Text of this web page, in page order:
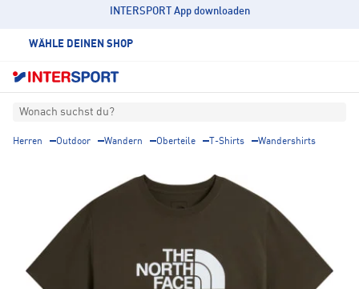
INTERSPORT App downloaden
WÄHLE DEINEN SHOP
Wonach suchst du?
Herren Outdoor Wandern Oberteile T-Shirts Wandershirts